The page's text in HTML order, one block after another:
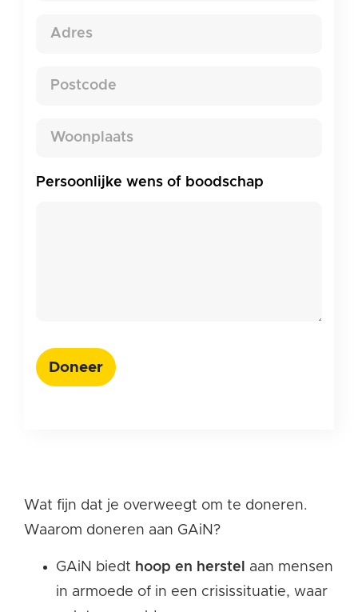
Adres
Postcode
Woonplaats
Persoonlijke wens of boodschap
Doneer
Wat fijn dat je overweegt om te doneren.
Waarom doneren aan GAiN?
GAiN biedt hoop en herstel
aan mensen
in armoede of in een crisissituatie, waar